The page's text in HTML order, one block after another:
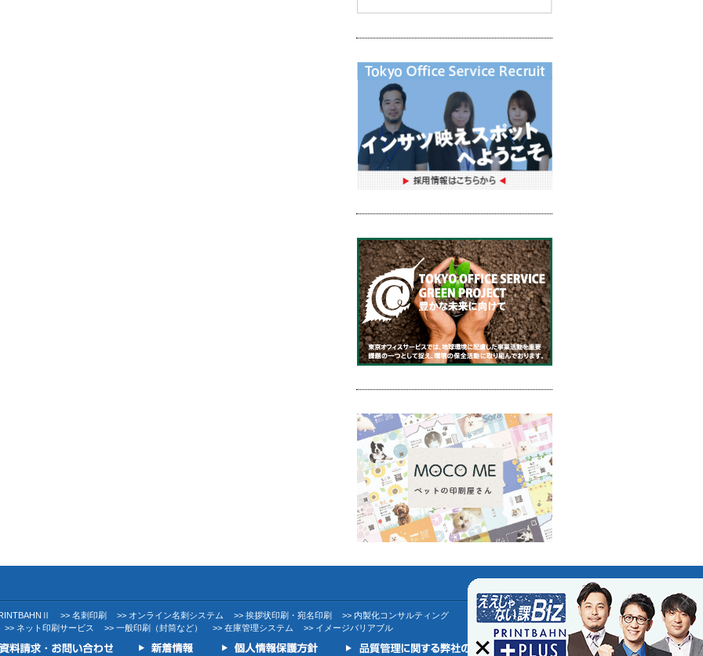
×
>> 名刺印刷 >> オンライン名刺システム >> 挨拶状印刷・宛名印刷
>> 内製化コンサルティング
>> ネット印刷サービス
>> 一般印刷（封筒など） >> 在庫管理システム >> イメージバリアブル